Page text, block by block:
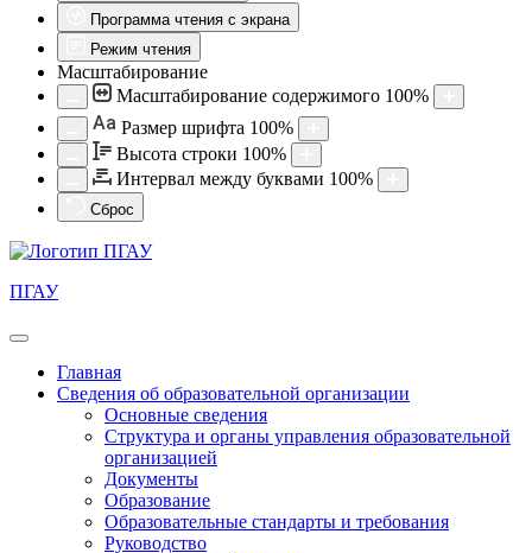
Программа чтения с экрана
Режим чтения
Масштабирование
Масштабирование содержимого 100%
Aa Размер шрифта 100%
Высота строки 100%
Интервал между буквами 100%
Сброс
ПГАУ
Главная
Сведения об образовательной организации
Основные сведения
Структура и органы управления образовательной
организацией
Документы
Образование
Образовательные стандарты и требования
Руководство